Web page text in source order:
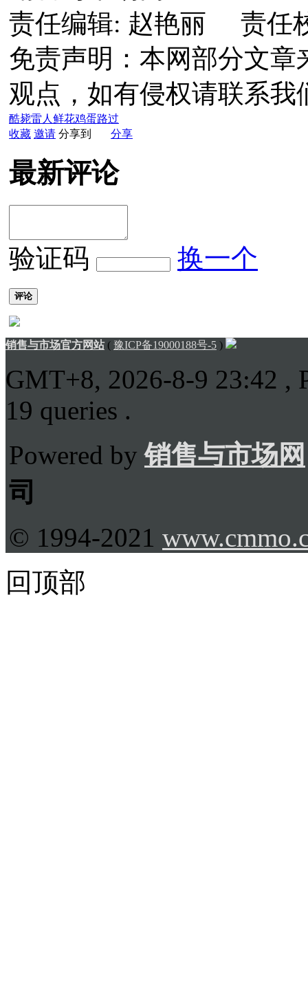
责任编辑: 赵艳丽 责任
免责声明：本网部分文
观点，如有侵权请联系我
酷毙雷人 鲜花鸡蛋路过
收藏 邀请 分享到 分享
最新评论
验证码 换一个
评论
销售与市场官方网站( 豫ICP备19000188号-5 )
GMT+8, 2026-8-9 23:42 ,
19 queries .
Powered by销售与市场网
司
© 1994-2021
回顶部